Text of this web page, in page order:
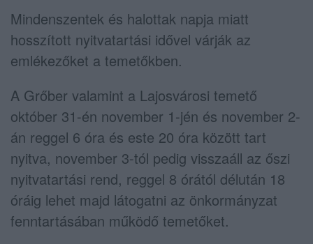
Mindenszentek és halottak napja miatt
hosszított nyitvatartási idővel várják az
emlékezőket a temetőkben.
A Grőber valamint a Lajosvárosi temető
október 31-én november 1-jén és november 2-
án reggel 6 óra és este 20 óra között tart
nyitva, november 3-tól pedig visszaáll az őszi
nyitvatartási rend, reggel 8 órától délután 18
óráig lehet majd látogatni az önkormányzat
fenntartásában működő temetőket.